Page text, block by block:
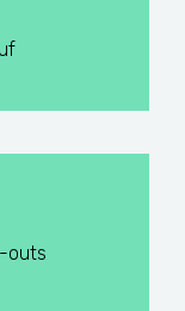
outs